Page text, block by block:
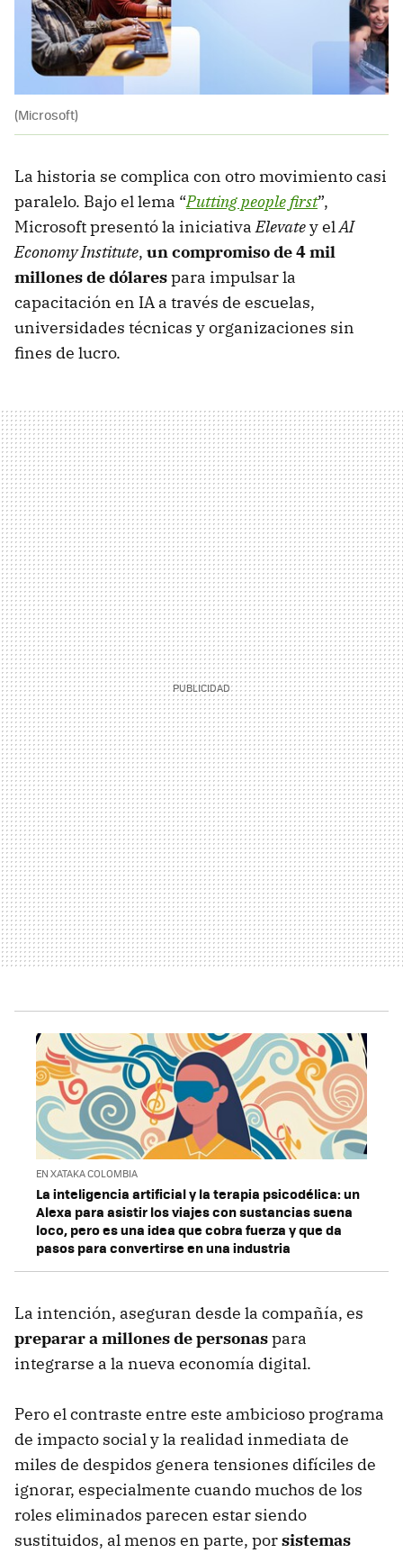
(Microsoft)
La historia se complica con otro movimiento casi
paralelo. Bajo el lema “Putting people first”,
Microsoft presentó la iniciativaElevatey elAI
Economy Institute, un compromiso de 4 mil
millones de dólarespara impulsar la
capacitación en IA a través de escuelas,
universidades técnicas y organizaciones sin
fines de lucro.
EN XATAKA COLOMBIA
La inteligencia artificial y la terapia psicodélica: un
Alexa para asistir los viajes con sustancias suena
loco, pero es una idea que cobra fuerza y que da
pasos para convertirse en una industria
La intención, aseguran desde la compañía, es
preparar a millones de personaspara
integrarse a la nueva economía digital.
Pero el contraste entre este ambicioso programa
de impacto social y la realidad inmediata de
miles de despidos genera tensiones difíciles de
ignorar, especialmente cuando muchos de los
roles eliminados parecen estar siendo
sustituidos, al menos en parte, porsistemas